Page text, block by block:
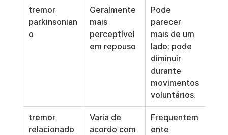
tremor
parkinsonian
o
Geralmente
mais
perceptível
em repouso
Pode
parecer
mais de um
lado; pode
diminuir
durante
movimentos
voluntários.
tremor
relacionado
Varia de
acordo com
Frequentem
ente